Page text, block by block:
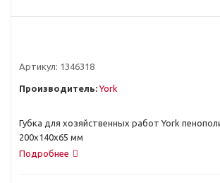
Артикул: 1346318
Производитель: York
Губка для хозяйственных работ York
200x140x65 мм
Подробнее